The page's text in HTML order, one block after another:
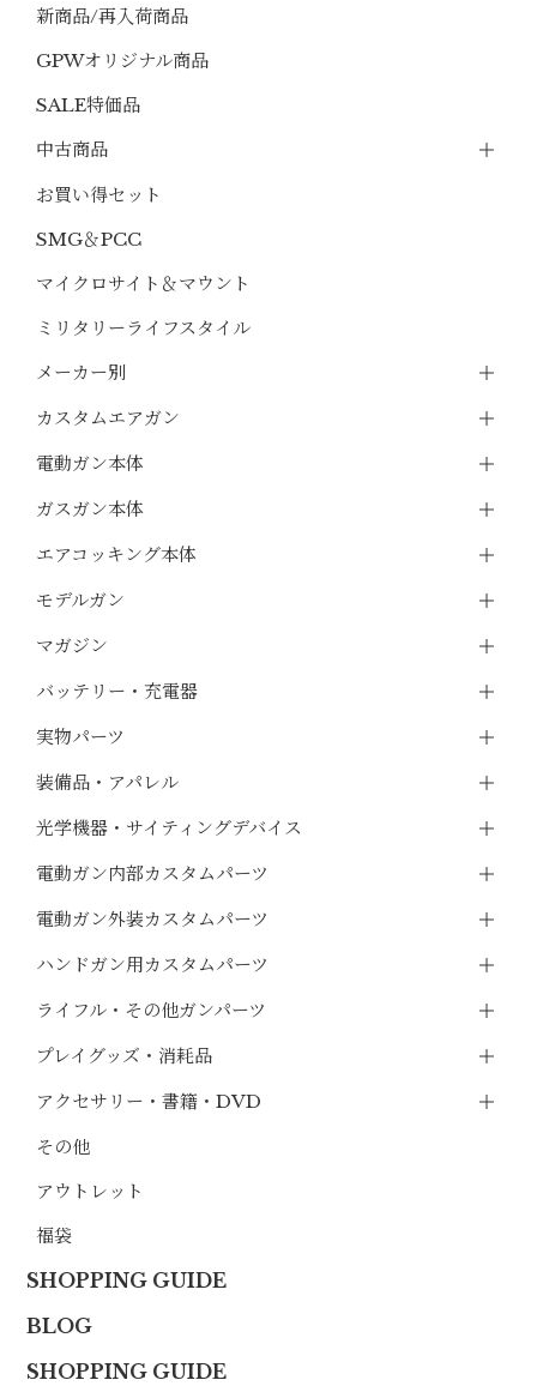
新商品/再入荷商品
GPWオリジナル商品
SALE特価品
中古商品
お買い得セット
SMG＆PCC
マイクロサイト＆マウント
ミリタリーライフスタイル
メーカー別
カスタムエアガン
電動ガン本体
ガスガン本体
エアコッキング本体
モデルガン
マガジン
バッテリー・充電器
実物パーツ
装備品・アパレル
光学機器・サイティングデバイス
電動ガン内部カスタムパーツ
電動ガン外装カスタムパーツ
ハンドガン用カスタムパーツ
ライフル・その他ガンパーツ
プレイグッズ・消耗品
アクセサリー・書籍・DVD
その他
アウトレット
福袋
SHOPPING GUIDE
BLOG
SHOPPING GUIDE